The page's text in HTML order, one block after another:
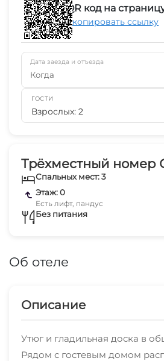
Трёхместный номер
Спальных мест: 3
Этаж: 0
Есть лифт, пандус
Без питания
Об отеле
Описание
Утюг и гладильная доска в
Рядом с гостевым домом
QR код на
Скопировать ссылку
Дата заезда и отъезда
Когда
ГОСТИ
Взрослых: 2